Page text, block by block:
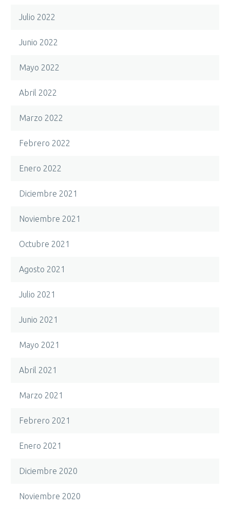
Julio 2022
Junio 2022
Mayo 2022
Abril 2022
Marzo 2022
Febrero 2022
Enero 2022
Diciembre 2021
Noviembre 2021
Octubre 2021
Agosto 2021
Julio 2021
Junio 2021
Mayo 2021
Abril 2021
Marzo 2021
Febrero 2021
Enero 2021
Diciembre 2020
Noviembre 2020